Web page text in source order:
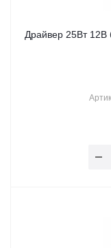
Драйвер 25Вт